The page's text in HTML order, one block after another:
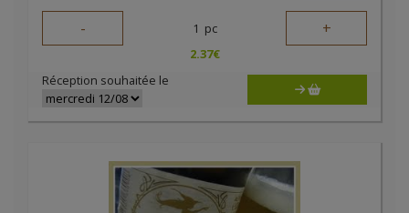
- 1 pc +
2.37€
Réception souhaitée le